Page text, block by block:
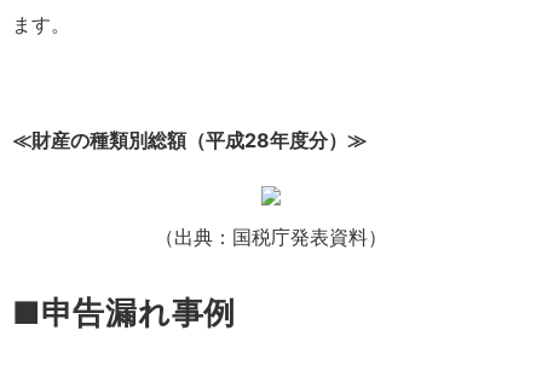
ます。
≪財産の種類別総額（平成28年度分）≫
（出典：国税庁発表資料）
■申告漏れ事例